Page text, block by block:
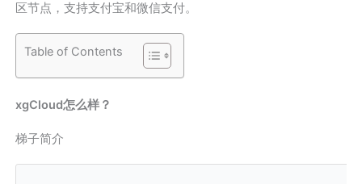
区节点，支持支付宝和微信支付。
Table of Contents
xgCloud怎么样？
梯子简介